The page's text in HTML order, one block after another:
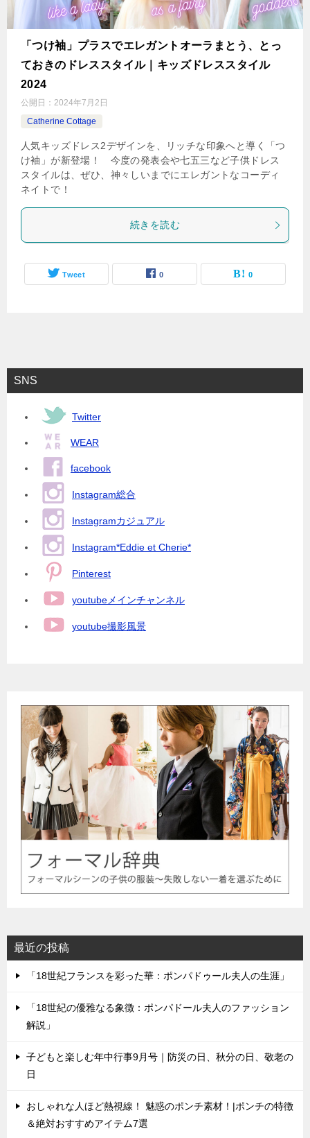
「つけ袖」プラスでエレガントオーラまとう、とっ
ておきのドレススタイル｜キッズドレススタイル
2024
公開日： 2024年7月2日
Catherine Cottage
人気キッズドレス2デザインを、リッチな印象へと導く「つ
け袖」が新登場！ 今度の発表会や七五三など子供ドレス
スタイルは、ぜひ、神々しいまでにエレガントなコーディ
ネイトで！
続きを読む
Tweet 0 0
SNS
Twitter
WEAR
facebook
Instagram総合
Instagramカジュアル
Instagram*Eddie et Cherie*
Pinterest
youtubeメインチャンネル
youtube撮影風景
最近の投稿
「18世紀フランスを彩った華：ポンパドゥール夫人の生涯」
「18世紀の優雅なる象徴：ポンパドール夫人のファッション
解説」
子どもと楽しむ年中行事9月号｜防災の日、秋分の日、敬老の
日
おしゃれな人ほど熱視線！ 魅惑のポンチ素材！|ポンチの特徴
＆絶対おすすめアイテム7選